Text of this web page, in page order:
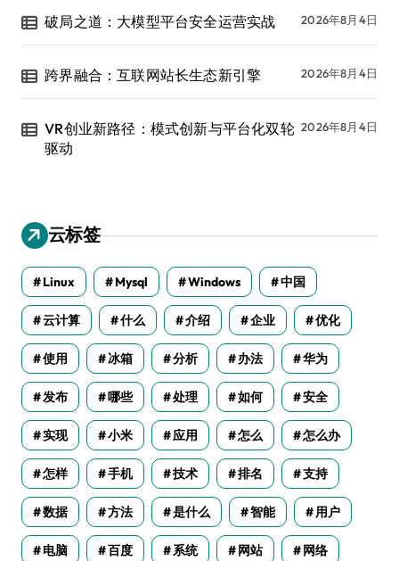
破局之道：大模型平台安全运营实战 2026年8月4日
跨界融合：互联网站长生态新引擎 2026年8月4日
VR创业新路径：模式创新与平台化双轮
驱动
2026年8月4日
云标签
Linux Mysql Windows 中国
云计算 什么 介绍 企业 优化
使用 冰箱 分析 办法 华为
发布 哪些 处理 如何 安全
实现 小米 应用 怎么 怎么办
怎样 手机 技术 排名 支持
数据 方法 是什么 智能 用户
电脑 百度 系统 网站 网络